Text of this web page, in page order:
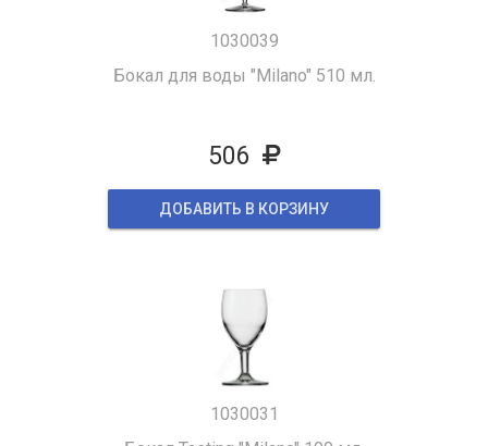
1030039
Бокал для воды "Milano" 510 мл.
506
ДОБАВИТЬ В КОРЗИНУ
1030031